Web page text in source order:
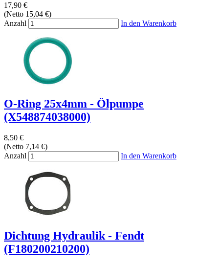
17,90 €
(Netto 15,04 €)
Anzahl
In den Warenkorb
O-Ring 25x4mm - Ölpumpe
(X548874038000)
8,50 €
(Netto 7,14 €)
Anzahl
In den Warenkorb
Dichtung Hydraulik - Fendt
(F180200210200)